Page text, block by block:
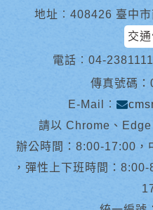
地址︰408426 臺中
交
電話︰ 04-
傳真號碼
E-Mail︰
請以 Chrome、
辦公時間：8:00-17:00，
，彈性上下班時間：